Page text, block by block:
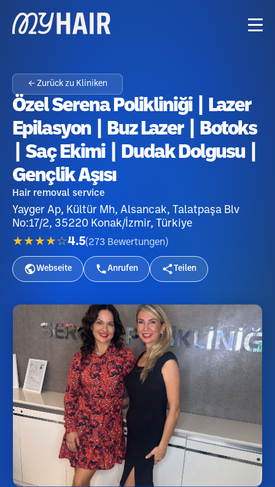
← Zurück zu Kliniken
Özel Serena Polikliniği | Lazer
Epilasyon | Buz Lazer | Botoks
| Saç Ekimi | Dudak Dolgusu |
Gençlik Aşısı
Hair removal service
Yayger Ap, Kültür Mh, Alsancak, Talatpaşa Blv
No:17/2, 35220 Konak/İzmir, Türkiye
★★★★☆4.5(273 Bewertungen )
Webseite Anrufen Teilen